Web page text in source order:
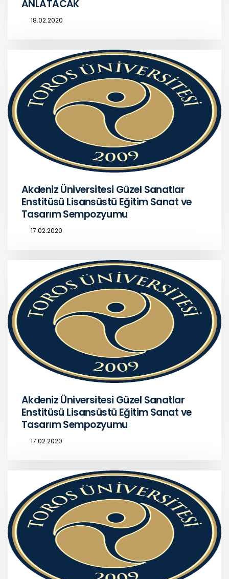
ANLATACAK
18.02.2020
Akdeniz Üniversitesi Güzel Sanatlar
Enstitüsü Lisansüstü Eğitim Sanat ve
Tasarım Sempozyumu
17.02.2020
Akdeniz Üniversitesi Güzel Sanatlar
Enstitüsü Lisansüstü Eğitim Sanat ve
Tasarım Sempozyumu
17.02.2020